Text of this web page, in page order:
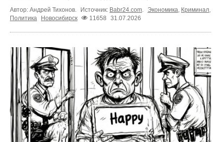
Автор: Андрей Тихонов. Источник: Babr24.com. Экономика, Криминал,
Политика
Новосибирск 11658 31.07.2026